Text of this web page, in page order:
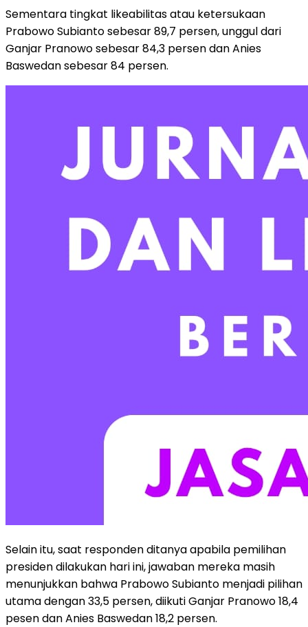
Sementara tingkat likeabilitas atau ketersukaan
Prabowo Subianto sebesar 89,7 persen, unggul dari
Ganjar Pranowo sebesar 84,3 persen dan Anies
Baswedan sebesar 84 persen.
Selain itu, saat responden ditanya apabila pemilihan
presiden dilakukan hari ini, jawaban mereka masih
menunjukkan bahwa Prabowo Subianto menjadi pilihan
utama dengan 33,5 persen, diikuti Ganjar Pranowo 18,4
pesen dan Anies Baswedan 18,2 persen.